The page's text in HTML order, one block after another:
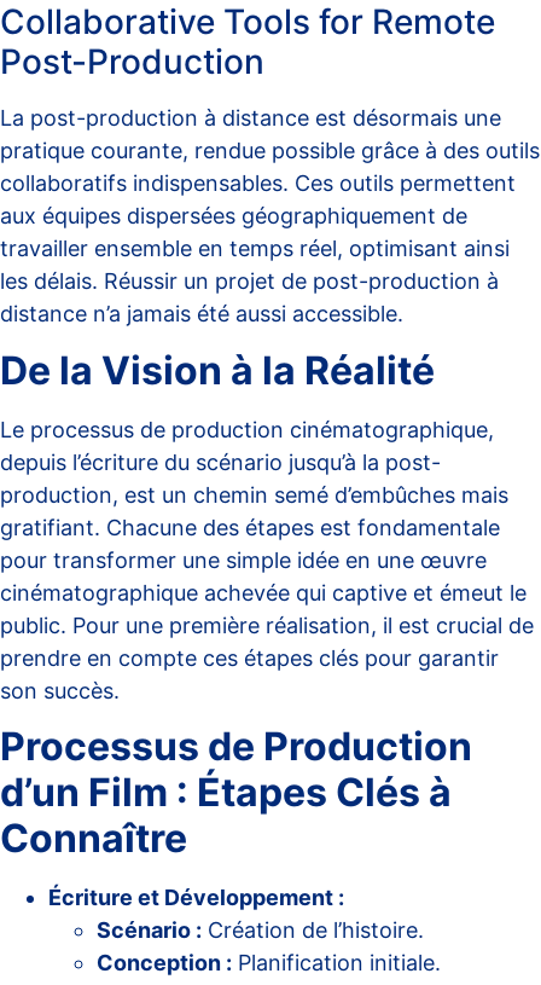
Collaborative Tools for Remote
Post-Production
La post-production à distance est désormais une
pratique courante, rendue possible grâce à des outils
collaboratifs indispensables. Ces outils permettent
aux équipes dispersées géographiquement de
travailler ensemble en temps réel, optimisant ainsi
les délais. Réussir un projet de post-production à
distance n’a jamais été aussi accessible.
De la Vision à la Réalité
Le processus de production cinématographique,
depuis l’écriture du scénario jusqu’à la post-
production, est un chemin semé d’embûches mais
gratifiant. Chacune des étapes est fondamentale
pour transformer une simple idée en une œuvre
cinématographique achevée qui captive et émeut le
public. Pour une première réalisation, il est crucial de
prendre en compte ces étapes clés pour garantir
son succès.
Processus de Production
d’un Film : Étapes Clés à
Connaître
Écriture et Développement :
Scénario : Création de l’histoire.
Conception : Planification initiale.